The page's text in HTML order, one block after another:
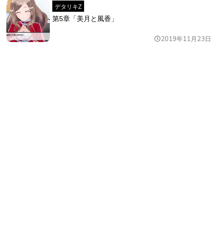
デタリキZ
第5章「美月と風香」
2019年11月23日